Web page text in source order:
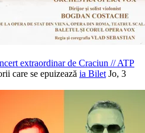
extraordinar de Craciun //ATP
care se epuizează ia Bilet Jo, 3